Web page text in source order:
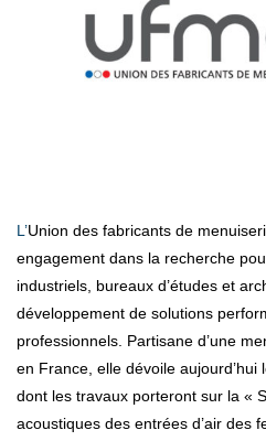
L’Union des fabricants de menuiseries (UFME) confirme son
engagement dans la recherche
industriels, bureaux d’études et
développement de solutions
professionnels. Partisane d’une
en France, elle dévoile
dont les travaux porteront sur la «
acoustiques des entrées d’air des